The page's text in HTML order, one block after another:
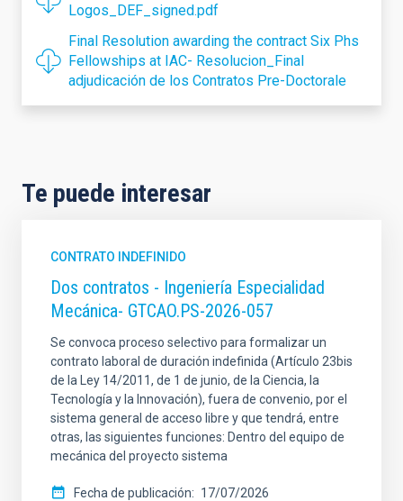
Logos_DEF_signed.pdf
Final Resolution awarding the contract Six Phs
Fellowships at IAC- Resolucion_Final
adjudicación de los Contratos Pre-Doctorale
Te puede interesar
CONTRATO INDEFINIDO
Dos contratos - Ingeniería Especialidad
Mecánica- GTCAO.PS-2026-057
Se convoca proceso selectivo para formalizar un
contrato laboral de duración indefinida (Artículo 23bis
de la Ley 14/2011, de 1 de junio, de la Ciencia, la
Tecnología y la Innovación), fuera de convenio, por el
sistema general de acceso libre y que tendrá, entre
otras, las siguientes funciones: Dentro del equipo de
mecánica del proyecto sistema
Fecha de publicación
17/07/2026